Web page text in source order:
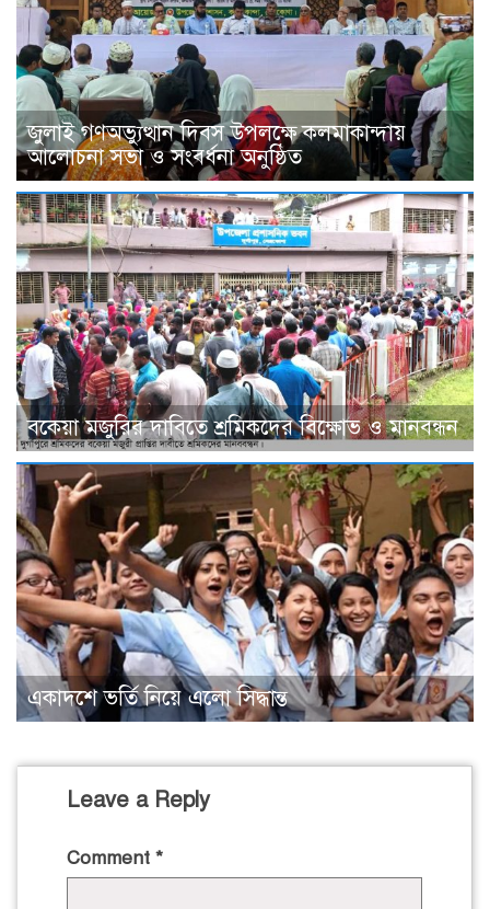
জুলাই গণঅভ্যুত্থান দিবস উপলক্ষে কলমাকান্দায়
আলোচনা সভা ও সংবর্ধনা অনুষ্ঠিত
বকেয়া মজুরির দাবিতে শ্রমিকদের বিক্ষোভ ও মানবন্ধন
একাদশে ভর্তি নিয়ে এলো সিদ্ধান্ত
Leave a Reply
Comment *